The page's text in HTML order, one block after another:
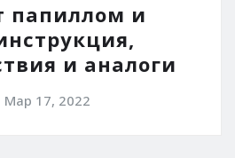
папиллом и
и аналоги
Мар 17, 2022